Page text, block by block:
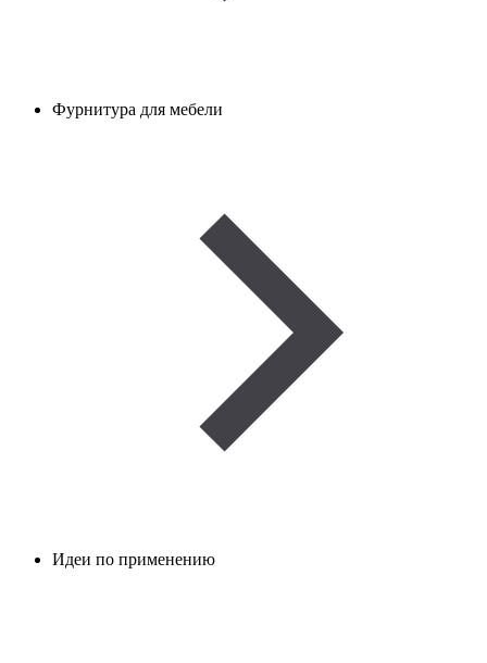
Фурнитура для мебели
Идеи по применению